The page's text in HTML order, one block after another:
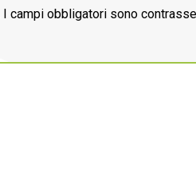
I campi obbligatori sono